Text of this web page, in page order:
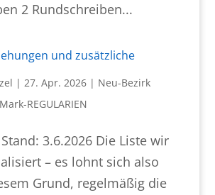
2 Rundschreiben...
und zusätzliche
| 27. Apr. 2026| Neu-Bezirk
REGULARIEN
3.6.2026 Die Liste wir
– es lohnt sich also
Grund, regelmäßig die